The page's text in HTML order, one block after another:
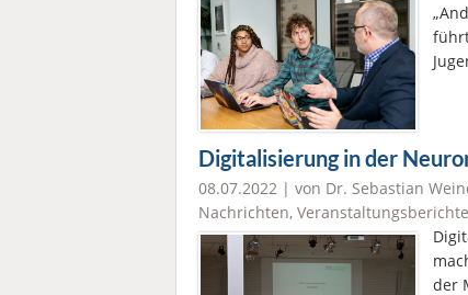
Digitalisierung in der
08.07.2022 | von Dr. Sebastian
Nachrichten, Veranstaltungsberichte
der